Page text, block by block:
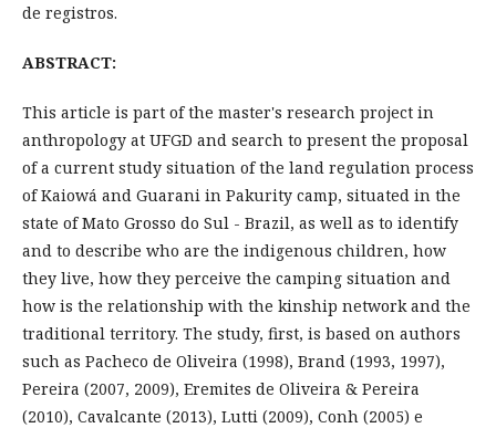
de registros.
ABSTRACT:
This article is part of the master's research project in
anthropology at UFGD and search to present the proposal
of a current study situation of the land regulation process
of Kaiowá and Guarani in Pakurity camp, situated in the
state of Mato Grosso do Sul - Brazil, as well as to identify
and to describe who are the indigenous children, how
they live, how they perceive the camping situation and
how is the relationship with the kinship network and the
traditional territory. The study, first, is based on authors
such as Pacheco de Oliveira (1998), Brand (1993, 1997),
Pereira (2007, 2009), Eremites de Oliveira & Pereira
(2010), Cavalcante (2013), Lutti (2009), Conh (2005) e